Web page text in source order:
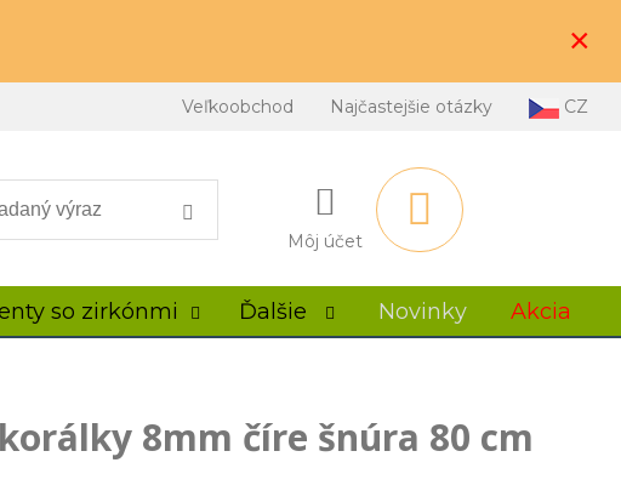
×
Veľkoobchod Najčastejšie otázky CZ
Môj účet
so zirkónmi Ďalšie Novinky Akcia
8mm číre šnúra 80 cm